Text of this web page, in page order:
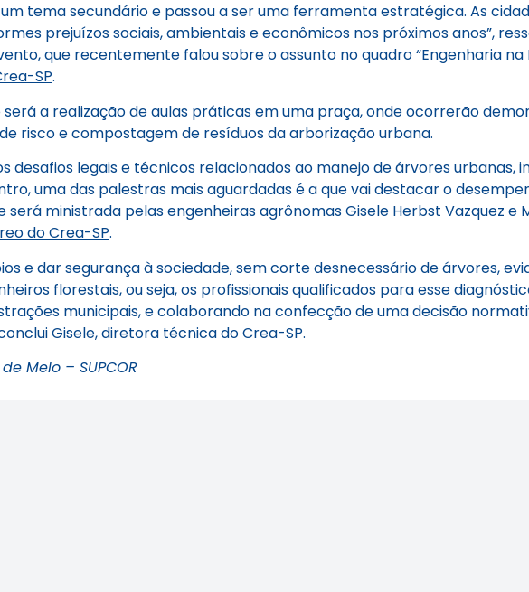
tema secundário e passou a ser uma ferramenta estratégica. As
prejuízos sociais, ambientais e econômicos nos próximos anos”,
que recentemente falou sobre o assunto no quadro“Engenharia
SP.
a realização de aulas práticas em uma praça, onde ocorrerão
risco e compostagem de resíduos da arborização urbana.
legais e técnicos relacionados ao manejo de árvores urbanas,
uma das palestras mais aguardadas é a que vai destacar o
será ministrada pelas engenheiras agrônomas Gisele Herbst Vazquez
do Crea-SP.
e dar segurança à sociedade, sem corte desnecessário de árvores,
florestais, ou seja, os profissionais qualificados para esse
municipais, e colaborando na confecção de uma decisão
Gisele, diretora técnica do Crea-SP.
Melo – SUPCOR